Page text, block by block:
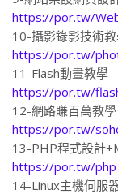
https://por.tw/
10-攝影錄影技術
https://por.tw/
11-Flash動畫教學
https://por.tw/
12-網路賺百萬教學
https://por.tw/
13-PHP程式設計
https://por.tw/php
14-Linux主機伺服